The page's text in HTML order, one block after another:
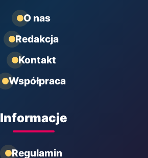
O nas
Redakcja
Kontakt
Współpraca
Informacje
Regulamin